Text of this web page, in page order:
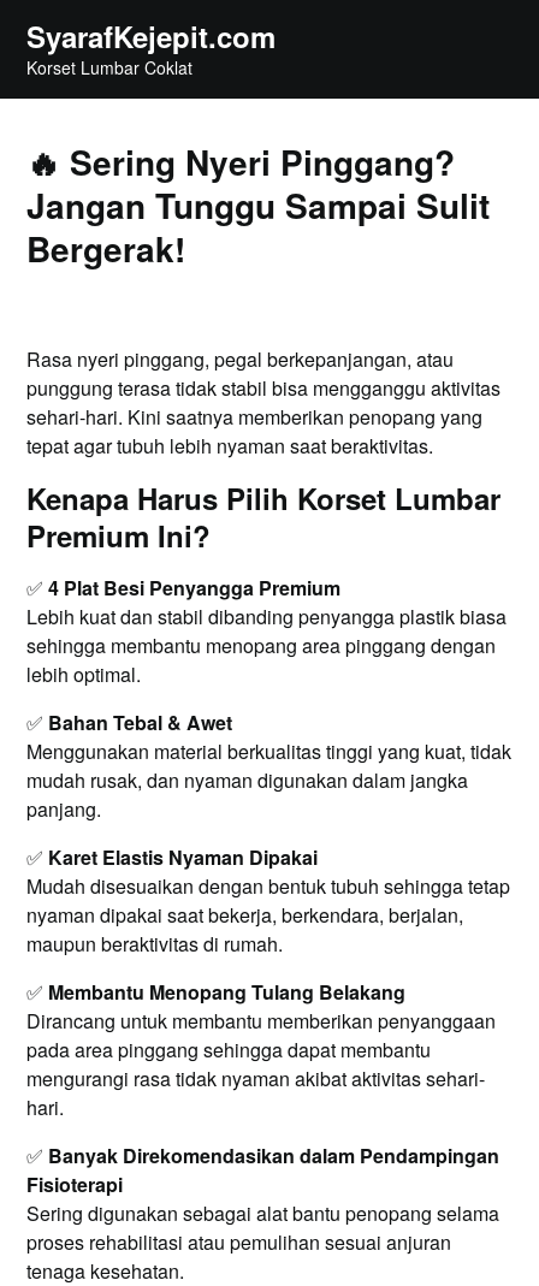
content
SyarafKejepit.com
Korset Lumbar Coklat
🔥 Sering Nyeri Pinggang?
Jangan Tunggu Sampai Sulit
Bergerak!
Rasa nyeri pinggang, pegal berkepanjangan, atau
punggung terasa tidak stabil bisa mengganggu aktivitas
sehari-hari. Kini saatnya memberikan penopang yang
tepat agar tubuh lebih nyaman saat beraktivitas.
Kenapa Harus Pilih Korset Lumbar
Premium Ini?
✅4 Plat Besi Penyangga Premium
Lebih kuat dan stabil dibanding penyangga plastik biasa
sehingga membantu menopang area pinggang dengan
lebih optimal.
✅ Bahan Tebal & Awet
Menggunakan material berkualitas tinggi yang kuat, tidak
mudah rusak, dan nyaman digunakan dalam jangka
panjang.
✅ Karet Elastis Nyaman Dipakai
Mudah disesuaikan dengan bentuk tubuh sehingga tetap
nyaman dipakai saat bekerja, berkendara, berjalan,
maupun beraktivitas di rumah.
✅ Membantu Menopang Tulang Belakang
Dirancang untuk membantu memberikan penyanggaan
pada area pinggang sehingga dapat membantu
mengurangi rasa tidak nyaman akibat aktivitas sehari-
hari.
✅ Banyak Direkomendasikan dalam Pendampingan
Fisioterapi
Sering digunakan sebagai alat bantu penopang selama
proses rehabilitasi atau pemulihan sesuai anjuran
tenaga kesehatan.